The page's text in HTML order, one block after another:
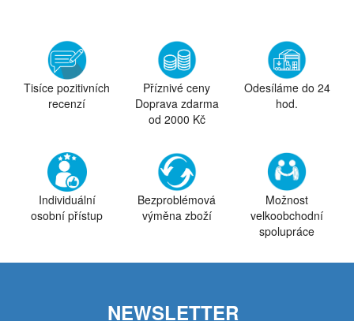
Tisíce pozitivních
recenzí
Příznivé ceny
Doprava zdarma
od 2000 Kč
Odesíláme do 24
hod.
Individuální
osobní přístup
Bezproblémová
výměna zboží
Možnost
velkoobchodní
spolupráce
NEWSLETTER